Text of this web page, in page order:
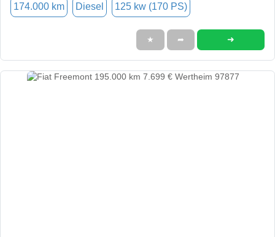
174.000 km Diesel 125 kw (170 PS)
★ ➦ ➜